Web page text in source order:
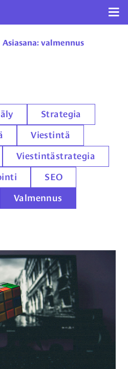
Asiasana: valmennus
Strategia
Viestintä
Viestintästrategia
SEO
Valmennus